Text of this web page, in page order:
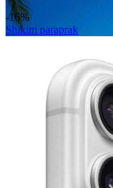
-16%
Shikim paraprak